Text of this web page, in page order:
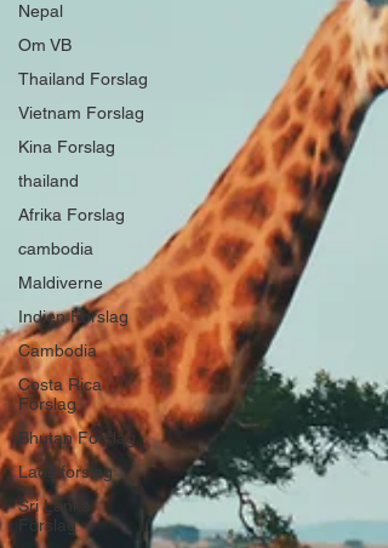
Nepal
Om VB
Thailand Forslag
Vietnam Forslag
Kina Forslag
thailand
Afrika Forslag
cambodia
Maldiverne
Indien Forslag
Cambodia
Costa Rica
Forslag
Bhutan Forslag
Laos forslag
Sri Lanka
Forslag